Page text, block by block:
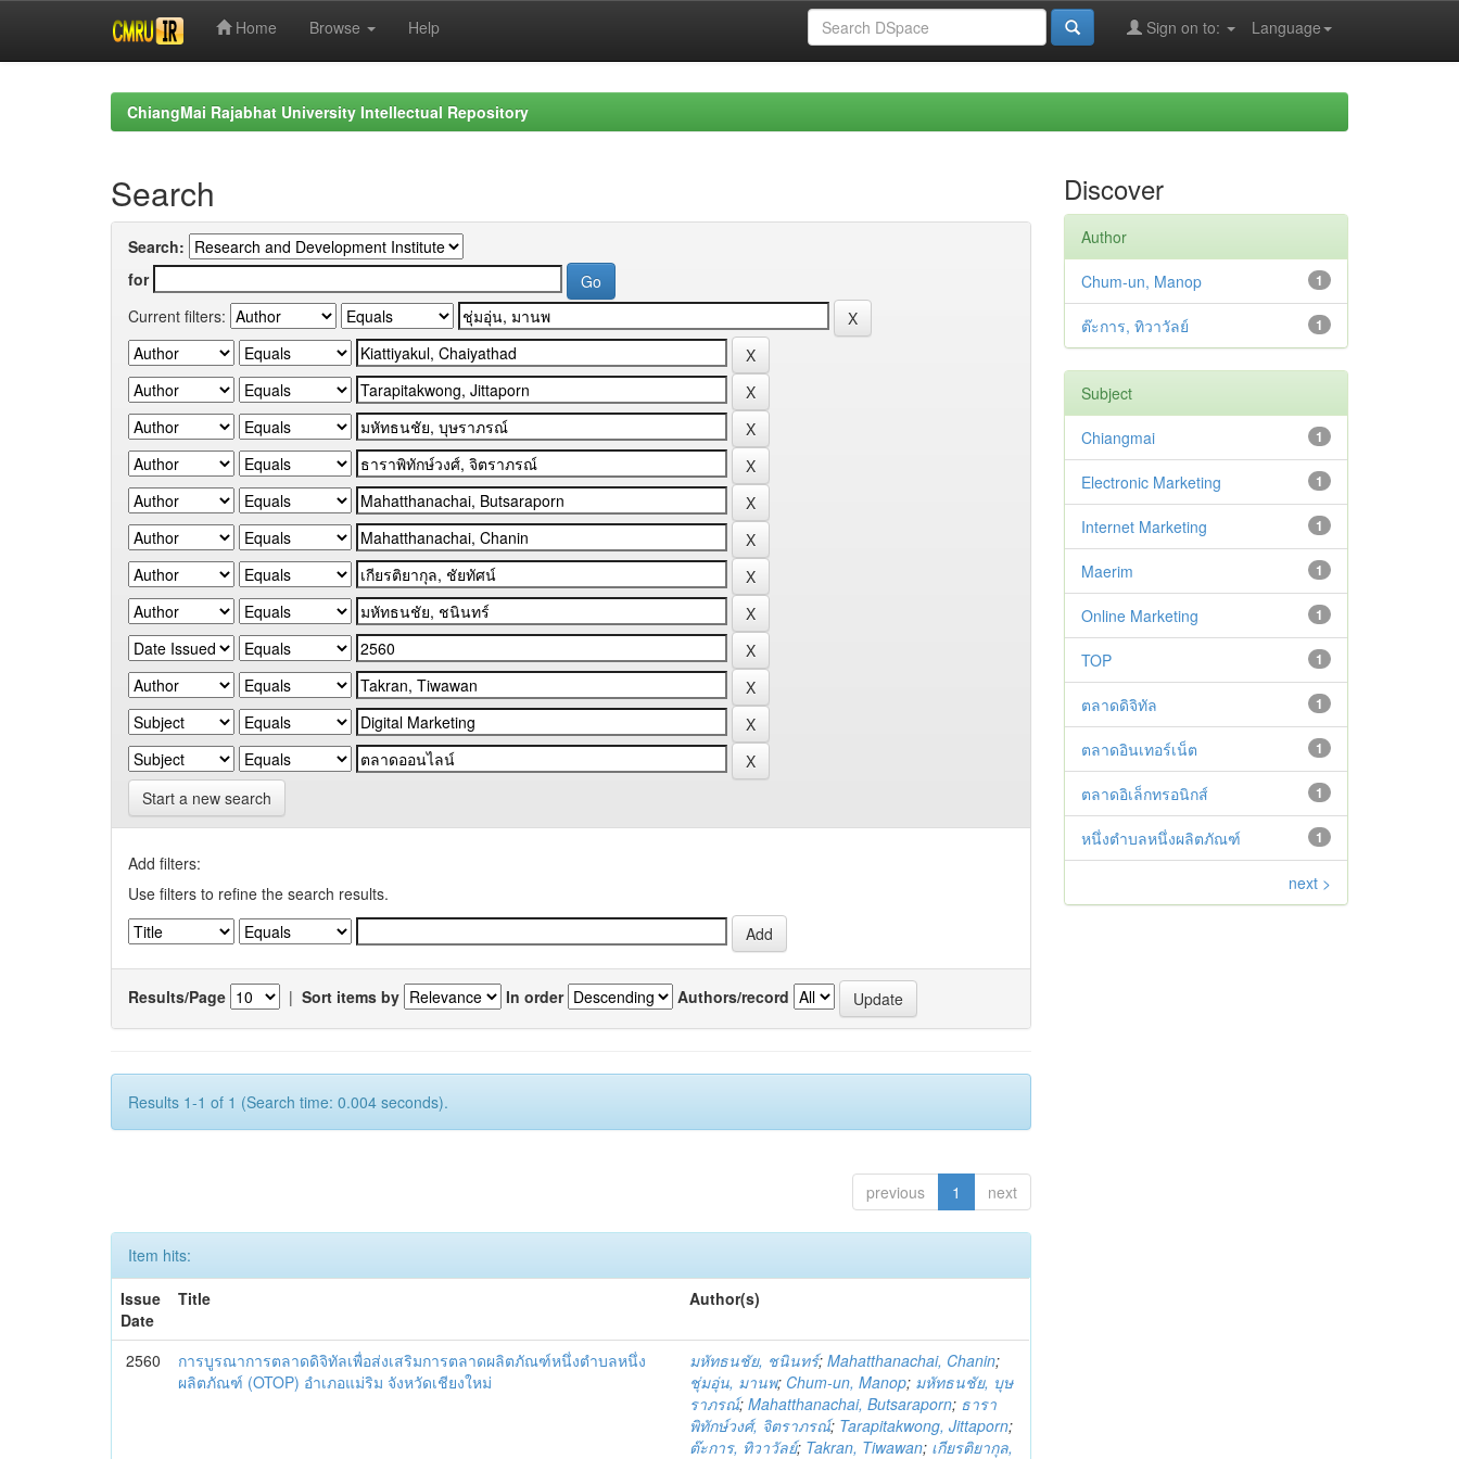
Home Browse Help Language
Sign on to:
ChiangMai Rajabhat University Intellectual Repository
Search
Search:
for
Current filters:
Start a new search
Add filters:
Use filters to refine the search results.
Results/Page | Sort items by In order Authors/record
Results 1-1 of 1 (Search time: 0.004 seconds).
previous 1 next
Item hits:
Issue
Date
Title Author(s)
2560
การบูรณาการตลาดดิจิทัลเพื่อส่งเสริมการตลาดผลิตภัณฑ์หนึ่งตำบลหนึ่ง
ผลิตภัณฑ์ (OTOP) อำเภอแม่ริม จังหวัดเชียงใหม่
มหัทธนชัย, ชนินทร์;Mahatthanachai, Chanin;
ชุ่มอุ่น, มานพ; Chum-un, Manop; มหัทธนชัย, บุษ
ราภรณ์;Mahatthanachai, Butsaraporn; ธารา
พิทักษ์วงศ์, จิตราภรณ์; Tarapitakwong, Jittaporn;
ต๊ะการ, ทิวาวัลย์; Takran, Tiwawan; เกียรติยากุล,
Discover
Author
1
Chum-un, Manop
1
ต๊ะการ, ทิวาวัลย์
Subject
1
Chiangmai
1
Electronic Marketing
1
Internet Marketing
1
Maerim
1
Online Marketing
1
TOP
1
ตลาดดิจิทัล
1
ตลาดอินเทอร์เน็ต
1
ตลาดอิเล็กทรอนิกส์
1
หนึ่งตำบลหนึ่งผลิตภัณฑ์
next >